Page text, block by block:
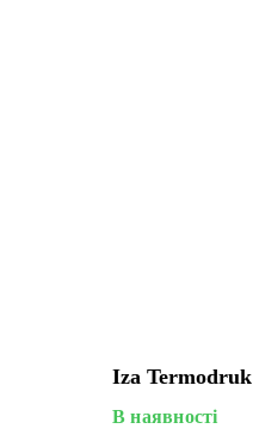
Iza Termodruk
В наявності